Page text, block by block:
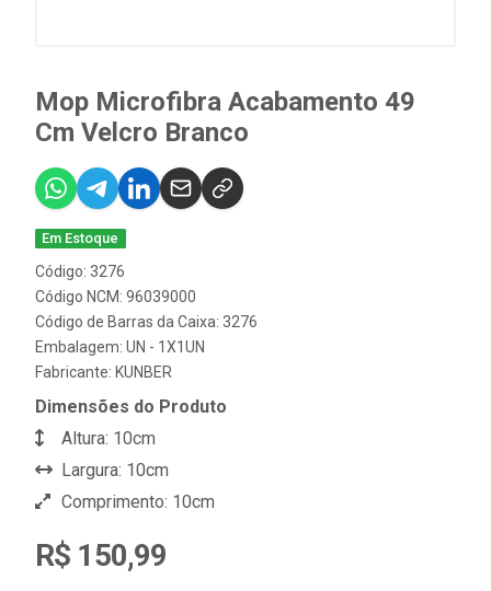
Mop Microfibra Acabamento 49
Cm Velcro Branco
Em Estoque
Código: 3276
Código NCM: 96039000
Código de Barras da Caixa: 3276
Embalagem: UN - 1X1UN
Fabricante: KUNBER
Dimensões do Produto
Altura: 10cm
Largura: 10cm
Comprimento: 10cm
R$ 150,99